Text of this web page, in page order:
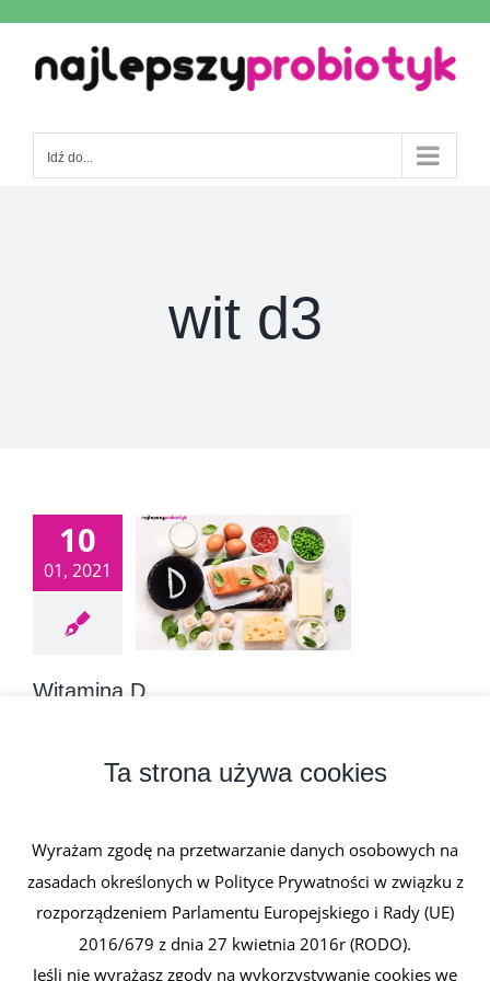
content
Idź do...
wit d3
10
01, 2021
Witamina D
Witamina D to w rzeczywistości grupa hormonów
Czytaj dalej
Ta strona używa cookies
Wyrażam zgodę na przetwarzanie danych osobowych na
zasadach określonych w Polityce Prywatności w związku z
rozporządzeniem Parlamentu Europejskiego i Rady (UE)
2016/679 z dnia 27 kwietnia 2016r (RODO).
Jeśli nie wyrażasz zgody na wykorzystywanie cookies we